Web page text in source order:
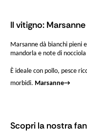
Il vitigno: Marsanne
Marsanne dà bianchi pieni
mandorla e note di
È ideale con pollo, pesce
morbidi. Marsanne→
Scopri la nostra